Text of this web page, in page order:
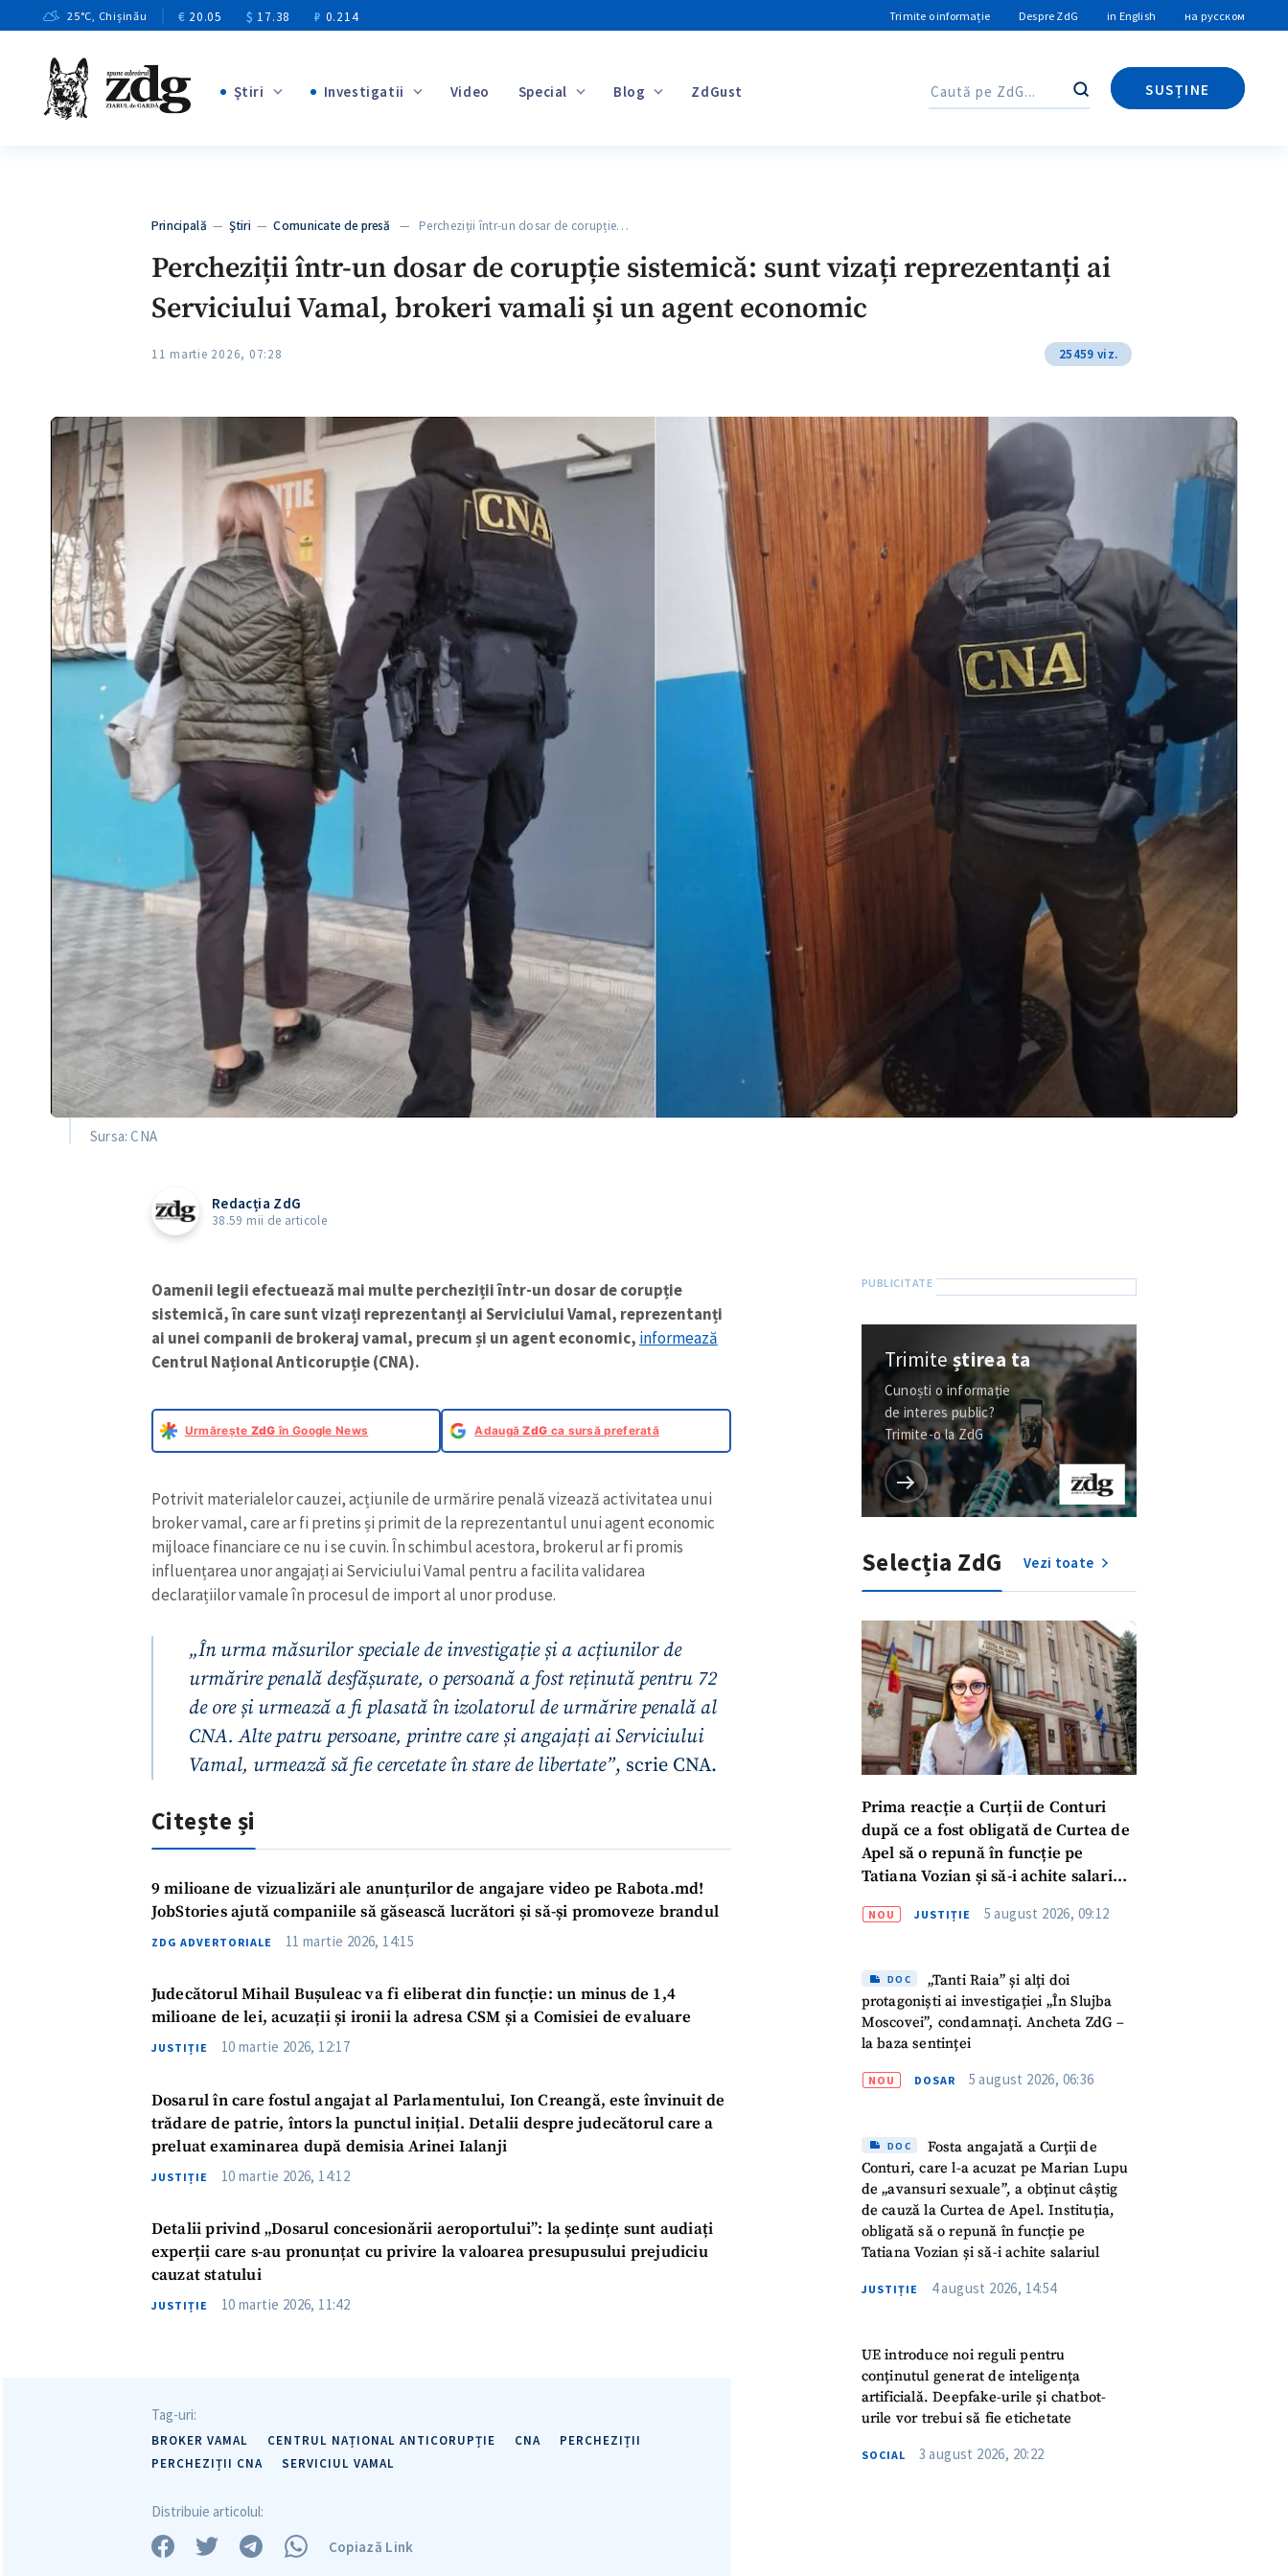
25°C, Chișinău € 20.05 $ 17.38 ₽ 0.214 Trimite o informație Despre ZdG in English на русском
Ştiri Investigatii Video Special Blog ZdGust Caută
SUSȚINE
Caută
Principală —Ştiri —Comunicate de presă — Percheziții într-un dosar de corupție…
Percheziții într-un dosar de corupție sistemică: sunt vizați reprezentanți ai
Serviciului Vamal, brokeri vamali și un agent economic
11 martie 2026, 07:28 25459 viz.
Sursa: CNA
Redacția ZdG
38.59 mii de articole
Oamenii legii efectuează mai multe percheziții într-un dosar de corupție
sistemică, în care sunt vizați reprezentanți ai Serviciului Vamal, reprezentanți
ai unei companii de brokeraj vamal, precum și un agent economic, informează
Centrul Național Anticorupție (CNA).
Urmărește ZdG în Google News AdaugăZdG ca sursă preferată
Potrivit materialelor cauzei, acțiunile de urmărire penală vizează activitatea unui
broker vamal, care ar fi pretins și primit de la reprezentantul unui agent economic
mijloace financiare ce nu i se cuvin. În schimbul acestora, brokerul ar fi promis
influențarea unor angajați ai Serviciului Vamal pentru a facilita validarea
declarațiilor vamale în procesul de import al unor produse.
„În urma măsurilor speciale de investigație și a acțiunilor de
urmărire penală desfășurate, o persoană a fost reținută pentru 72
de ore și urmează a fi plasată în izolatorul de urmărire penală al
CNA. Alte patru persoane, printre care și angajați ai Serviciului
Vamal, urmează să fie cercetate în stare de libertate”, scrie CNA.
Citește și
9 milioane de vizualizări ale anunțurilor de angajare video pe Rabota.md!
JobStories ajută companiile să găsească lucrători și să-și promoveze brandul
ZDG ADVERTORIALE 11 martie 2026, 14:15
Judecătorul Mihail Bușuleac va fi eliberat din funcție: un minus de 1,4
milioane de lei, acuzații și ironii la adresa CSM și a Comisiei de evaluare
JUSTIȚIE 10 martie 2026, 12:17
Dosarul în care fostul angajat al Parlamentului, Ion Creangă, este învinuit de
trădare de patrie, întors la punctul inițial. Detalii despre judecătorul care a
preluat examinarea după demisia Arinei Ialanji
JUSTIȚIE 10 martie 2026, 14:12
Detalii privind „Dosarul concesionării aeroportului”: la ședințe sunt audiați
experții care s-au pronunțat cu privire la valoarea presupusului prejudiciu
cauzat statului
JUSTIȚIE 10 martie 2026, 11:42
Tag-uri:
BROKER VAMAL CENTRUL NAȚIONAL ANTICORUPȚIE CNA
PERCHEZIȚII
PERCHEZIȚII CNA
SERVICIUL VAMAL
Distribuie articolul:
Copiază Link
Trimiteștirea ta
Cunoști o informație
de interes public?
Trimite-o la ZdG
Selecția ZdG Vezi toate
Prima reacție a Curții de Conturi
după ce a fost obligată de Curtea de
Apel să o repună în funcție pe
Tatiana Vozian și să-i achite salariul
muncă”
NOU JUSTIȚIE 5 august 2026, 09:12
DOC
„Tanti Raia” și alți doi
protagoniști ai investigației „În Slujba
Moscovei”, condamnați. Ancheta ZdG –
la baza sentinței
NOU DOSAR 5 august 2026, 06:36
DOC
Fosta angajată a Curții de
Conturi, care l-a acuzat pe Marian Lupu
de „avansuri sexuale”, a obținut câștig
de cauză la Curtea de Apel. Instituția,
obligată să o repună în funcție pe
Tatiana Vozian și să-i achite salariul
JUSTIȚIE 4 august 2026, 14:54
UE introduce noi reguli pentru
conținutul generat de inteligența
artificială. Deepfake-urile și chatbot-
urile vor trebui să fie etichetate
SOCIAL 3 august 2026, 20:22
ȘTIREA MEA
Titlu știre
Fotografie + Încarcă imagine
Link media + Link media
Mesajul știrei + Mesajul știrei
+ Numele meu
+ Emailul meu
+ Telefon personal
Am citit și sunt de acord cupolitica de
TRIMITE ȘTIREA